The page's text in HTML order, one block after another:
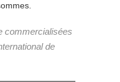
commercialisées
de